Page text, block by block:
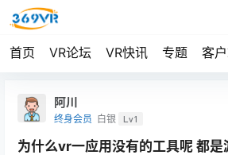
首页 VR论坛 VR快讯 专题 客
阿川
终身会员 白银 Lv1
为什么vr一应用没有的工具呢 都